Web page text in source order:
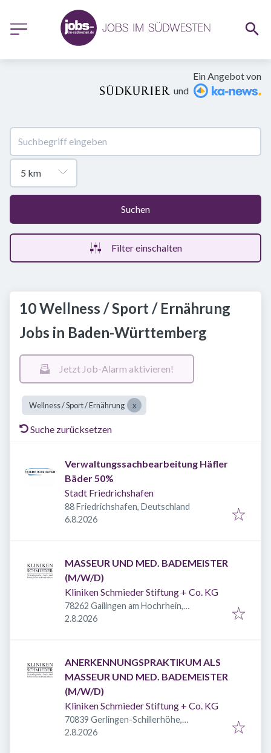
Ein Angebot von
und
Suchen
Filter einschalten
10 Wellness / Sport / Ernährung
Jobs in Baden-Württemberg
Jetzt Job-Alarm aktivieren!
Wellness / Sport / Ernährung
Suche zurücksetzen
Verwaltungssachbearbeitung Häfler
Bäder 50%
Stadt Friedrichshafen
88 Friedrichshafen, Deutschland
Veröffentlicht
6.8.2026
MASSEUR UND MED. BADEMEISTER
(M/W/D)
Kliniken Schmieder Stiftung + Co. KG
78262 Gailingen am Hochrhein,
Deutschland
Veröffentlicht
2.8.2026
ANERKENNUNGSPRAKTIKUM ALS
MASSEUR UND MED. BADEMEISTER
(M/W/D)
Kliniken Schmieder Stiftung + Co. KG
70839 Gerlingen-Schillerhöhe,
Deutschland
Veröffentlicht
2.8.2026